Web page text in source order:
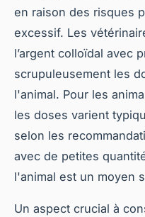
en raison des risques
excessif. Les
l’argent colloïdal avec
scrupuleusement les
l'animal. Pour les
les doses varient
selon les
avec de petites
l'animal est un moyen
Un aspect crucial à